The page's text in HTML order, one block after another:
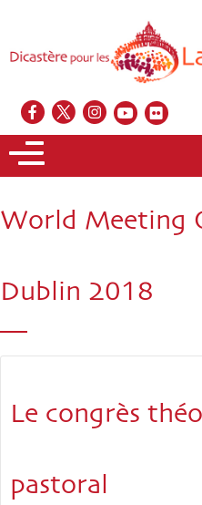
World Meeting
Dublin 2018
Le congrès
pastoral